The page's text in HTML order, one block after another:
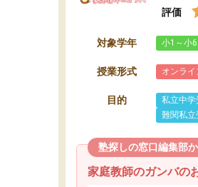
評価
対象学年 小1～小6
授業形式 オンラ
目的 私立中学
難関私立
塾探しの窓口編集部
家庭教師のガンバの